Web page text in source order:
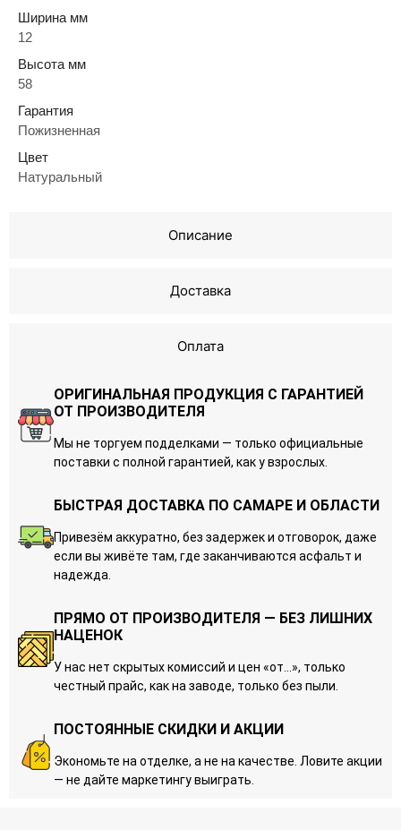
Описание
Доставка
Оплата
Ширина мм
12
Высота мм
58
Гарантия
Пожизненная
Цвет
Натуральный
ОРИГИНАЛЬНАЯ ПРОДУКЦИЯ С ГАРАНТИЕЙ
ОТ ПРОИЗВОДИТЕЛЯ
Мы не торгуем подделками — только официальные
поставки с полной гарантией, как у взрослых.
БЫСТРАЯ ДОСТАВКА ПО САМАРЕ И ОБЛАСТИ
Привезём аккуратно, без задержек и отговорок, даже
если вы живёте там, где заканчиваются асфальт и
надежда.
ПРЯМО ОТ ПРОИЗВОДИТЕЛЯ — БЕЗ ЛИШНИХ
НАЦЕНОК
У нас нет скрытых комиссий и цен «от…», только
честный прайс, как на заводе, только без пыли.
ПОСТОЯННЫЕ СКИДКИ И АКЦИИ
Экономьте на отделке, а не на качестве. Ловите акции
— не дайте маркетингу выиграть.